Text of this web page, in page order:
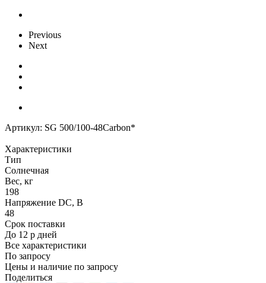
Previous
Next
Артикул: SG 500/100-48Carbon*
Характеристики
Тип
Солнечная
Вес, кг
198
Напряжение DC, В
48
Срок поставки
До 12 р дней
Все характеристики
По запросу
Цены и наличие по запросу
Поделиться